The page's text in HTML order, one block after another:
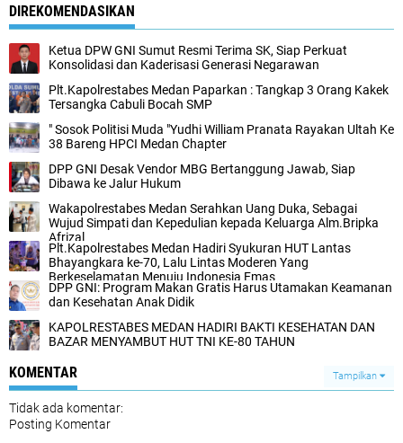
DIREKOMENDASIKAN
Ketua DPW GNI Sumut Resmi Terima SK, Siap Perkuat
Konsolidasi dan Kaderisasi Generasi Negarawan
Plt.Kapolrestabes Medan Paparkan : Tangkap 3 Orang Kakek
Tersangka Cabuli Bocah SMP
" Sosok Politisi Muda "Yudhi William Pranata Rayakan Ultah Ke
38 Bareng HPCI Medan Chapter
DPP GNI Desak Vendor MBG Bertanggung Jawab, Siap
Dibawa ke Jalur Hukum
Wakapolrestabes Medan Serahkan Uang Duka, Sebagai
Wujud Simpati dan Kepedulian kepada Keluarga Alm.Bripka
Afrizal
‎Plt.Kapolrestabes Medan Hadiri Syukuran HUT Lantas
Bhayangkara ke-70, Lalu Lintas Moderen Yang
Berkeselamatan Menuju Indonesia Emas‎
DPP GNI: Program Makan Gratis Harus Utamakan Keamanan
dan Kesehatan Anak Didik
‎KAPOLRESTABES MEDAN HADIRI BAKTI KESEHATAN DAN
BAZAR MENYAMBUT HUT TNI KE-80 TAHUN‎
KOMENTAR Tampilkan
Tidak ada komentar:
Posting Komentar